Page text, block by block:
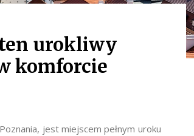
urokliwy
komforcie
jest miejscem pełnym uroku